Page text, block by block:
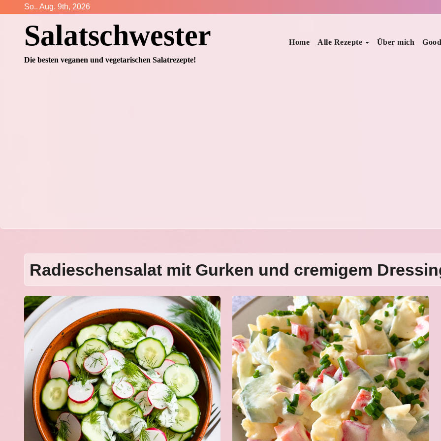
springen
So.. Aug. 9th, 2026
Salatschwester
Die besten veganen und vegetarischen Salatrezepte!
Home Alle Rezepte Über mich
Radieschensalat mit Gurken und cremigem